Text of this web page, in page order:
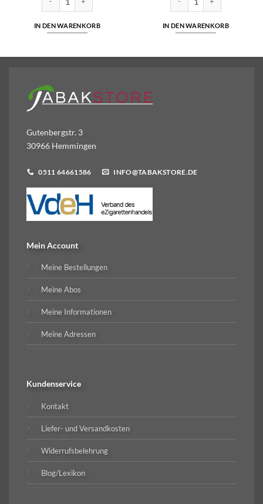
IN DEN WARENKORB IN DEN WARENKORB
Gutenbergstr. 3
30966 Hemmingen
0511 64661586 INFO@TABAKSTORE.DE
Mein Account
Meine Bestellungen
Meine Abos
Meine Informationen
Meine Adressen
Kundenservice
Kontakt
Liefer- und Versandkosten
Widerrufsbelehrung
Blog/Lexikon